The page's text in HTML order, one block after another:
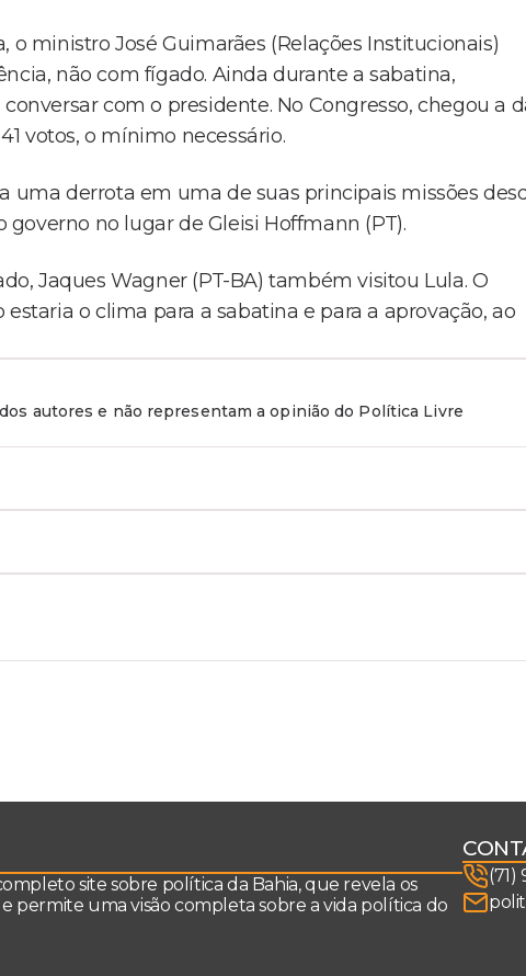
o ministro José Guimarães (Relações Institucionais)
não com fígado. Ainda durante a sabatina,
com o presidente. No Congresso, chegou a
votos, o mínimo necessário.
uma derrota em uma de suas principais missões
no lugar de Gleisi Hoffmann (PT).
Jaques Wagner (PT-BA) também visitou Lula. O
o clima para a sabatina e para a aprovação, ao
autores e não representam a opinião do Política Livre
site sobre política da Bahia, que revela os
permite uma visão completa sobre a vida política do
(71)